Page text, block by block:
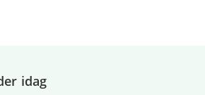
idag